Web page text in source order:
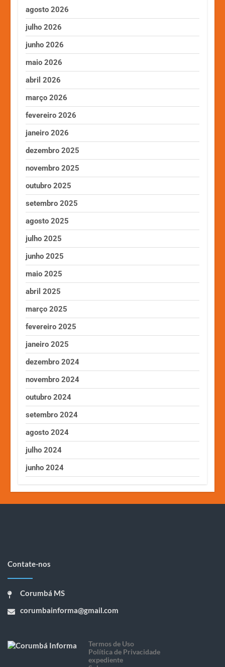
agosto 2026
julho 2026
junho 2026
maio 2026
abril 2026
março 2026
fevereiro 2026
janeiro 2026
dezembro 2025
novembro 2025
outubro 2025
setembro 2025
agosto 2025
julho 2025
junho 2025
maio 2025
abril 2025
março 2025
fevereiro 2025
janeiro 2025
dezembro 2024
novembro 2024
outubro 2024
setembro 2024
agosto 2024
julho 2024
junho 2024
Contate-nos
Corumbá MS
corumbainforma@gmail.com
Termos de Uso
Política de Privacidade
expediente